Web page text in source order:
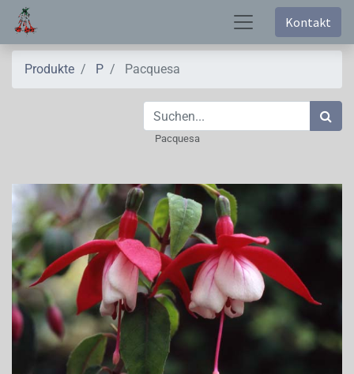
Kontakt
Produkte P Pacquesa
Pacquesa